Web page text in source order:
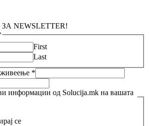
NEWSLETTER!
First
Last
*
информации од Solucija.mk на вашата
се